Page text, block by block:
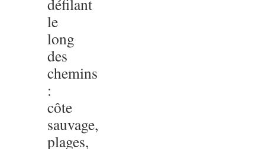
défilant
le
long
des
chemins
:
côte
sauvage,
plages,